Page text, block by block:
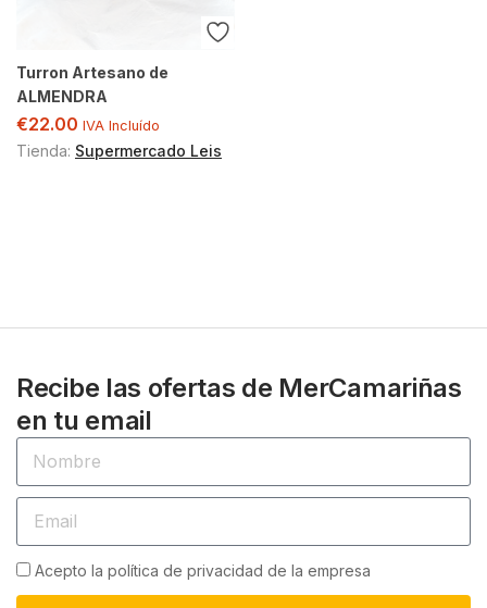
Turron Artesano de
ALMENDRA
€22.00 IVA Incluído
Tienda: Supermercado Leis
Recibe las ofertas de MerCamariñas
en tu email
Acepto la política de privacidad de la empresa